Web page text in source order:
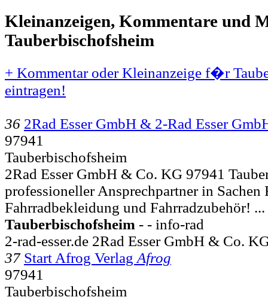
Kleinanzeigen, Kommentare und
Tauberbischofsheim
+ Kommentar oder Kleinanzeige f�r
eintragen!
36 2Rad Esser GmbH & 2-Rad Esser
97941
Tauberbischofsheim
2Rad Esser GmbH & Co. KG 97941
professioneller Ansprechpartner in Sachen
Fahrradbekleidung und Fahrradzubehör!
Tauberbischofsheim - - info-rad
2-rad-esser.de 2Rad Esser GmbH & Co.
37 Start Afrog Verlag Afrog
97941
Tauberbischofsheim